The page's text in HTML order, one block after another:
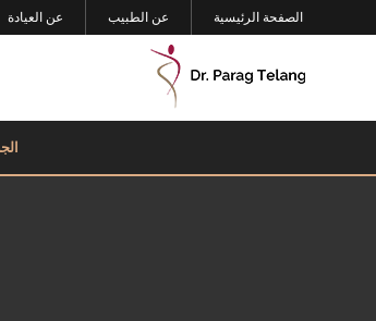
الصفحة الرئيسية عن الطبيب عن العيادة